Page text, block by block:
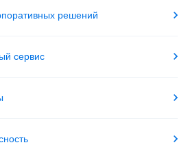
решений
сервис